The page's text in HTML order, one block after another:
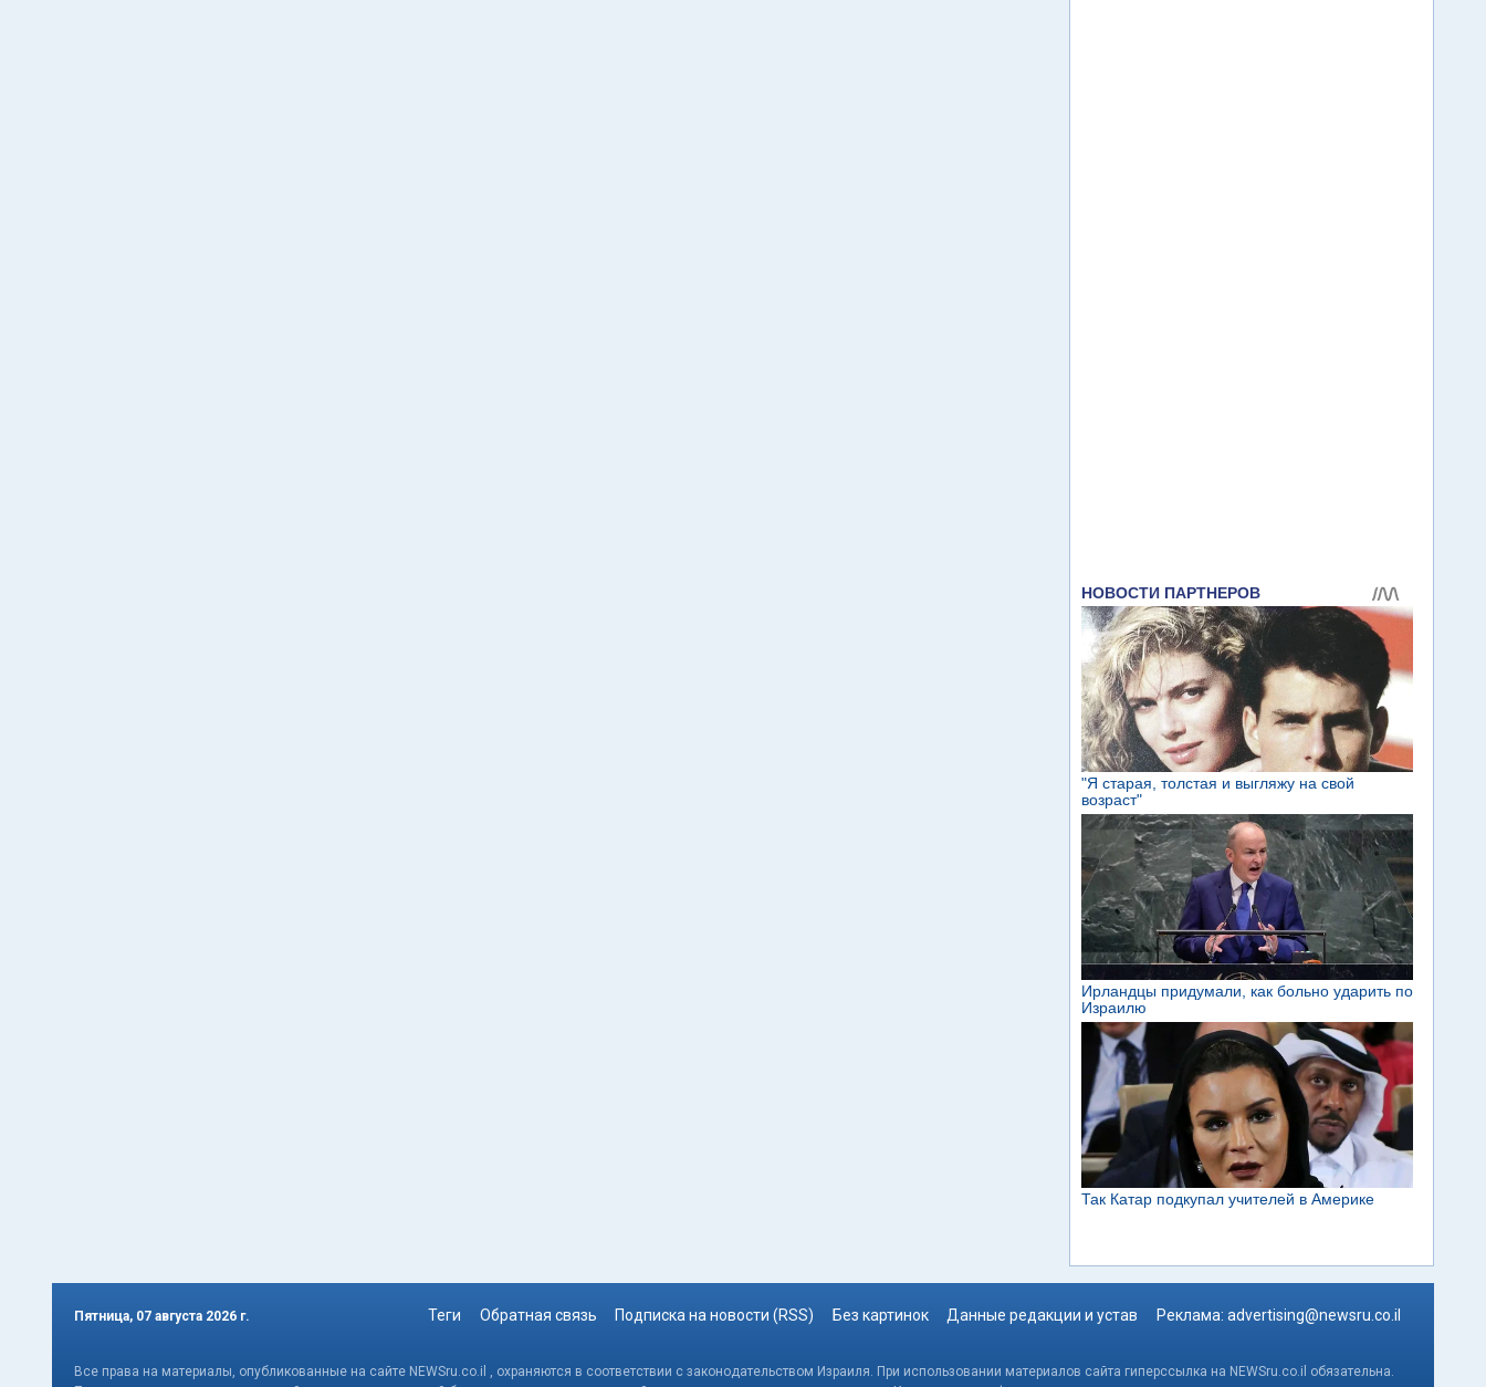
Пятница, 07 августа 2026 г. Теги Обратная связь Подписка на новости (RSS) Без картинок Данные редакции и устав Реклама: advertising@newsru.co.il
Все права на материалы, опубликованные на сайте NEWSru.co.il , охраняются в соответствии с законодательством Израиля. При использовании материалов сайта гиперссылка на NEWSru.co.il обязательна.